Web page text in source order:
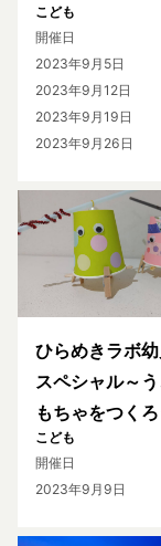
こども
開催日
2023年9月5日
2023年9月12日
2023年9月19日
2023年9月26日
ひらめきラボ
スペシャル～
もちゃをつく
こども
開催日
2023年9月9日